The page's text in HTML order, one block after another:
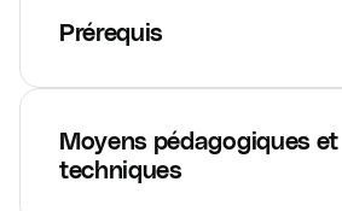
Prérequis
Moyens pédagogiques et
techniques